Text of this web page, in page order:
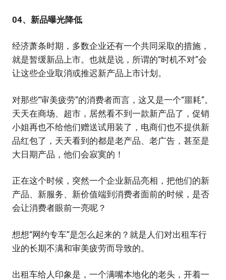
04、新品曝光降低
经济萧条时期，多数企业还有一个共同采取的措施，
就是暂缓新品上市。也就是说，所谓的“时机不对”会
让这些企业取消或推迟新产品上市计划。
对那些“审美疲劳”的消费者而言，这又是一个“噩耗”。
天天在商场、超市，居然看不到一款新产品了，促销
小姐再也不给他们赠送试用装了，电商们也不提供新
品红包了，天天看到的都是老产品、老广告，甚至是
大日期产品，他们会寂寞的！
正在这个时候，突然一个企业新品亮相，把他们的新
产品、新服务、新价值端到消费者面前的时候，是否
会让消费者眼前一亮呢？
想想“网约专车”是怎么起来的？就是人们对出租车行
业的长期不满和审美疲劳而导致的。
出租车给人印象是，一个满嘴本地化的老头，开着一